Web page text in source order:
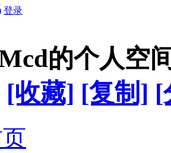
登录
的个人空
[收藏] [复制] [